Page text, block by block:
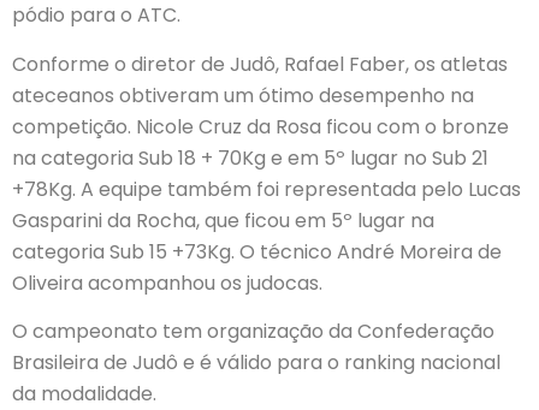
pódio para o ATC.
Conforme o diretor de Judô, Rafael Faber, os atletas
ateceanos obtiveram um ótimo desempenho na
competição. Nicole Cruz da Rosa ficou com o bronze
na categoria Sub 18 + 70Kg e em 5º lugar no Sub 21
+78Kg. A equipe também foi representada pelo Lucas
Gasparini da Rocha, que ficou em 5º lugar na
categoria Sub 15 +73Kg. O técnico André Moreira de
Oliveira acompanhou os judocas.
O campeonato tem organização da Confederação
Brasileira de Judô e é válido para o ranking nacional
da modalidade.